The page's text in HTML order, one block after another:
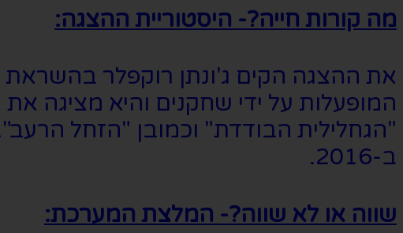
מה קורות חייה?- היסטוריית ההצגה:
המופעלות על ידי שחקנים והיא מציגה
ב-2016.
שווה או לא שווה?- המלצת המערכת: